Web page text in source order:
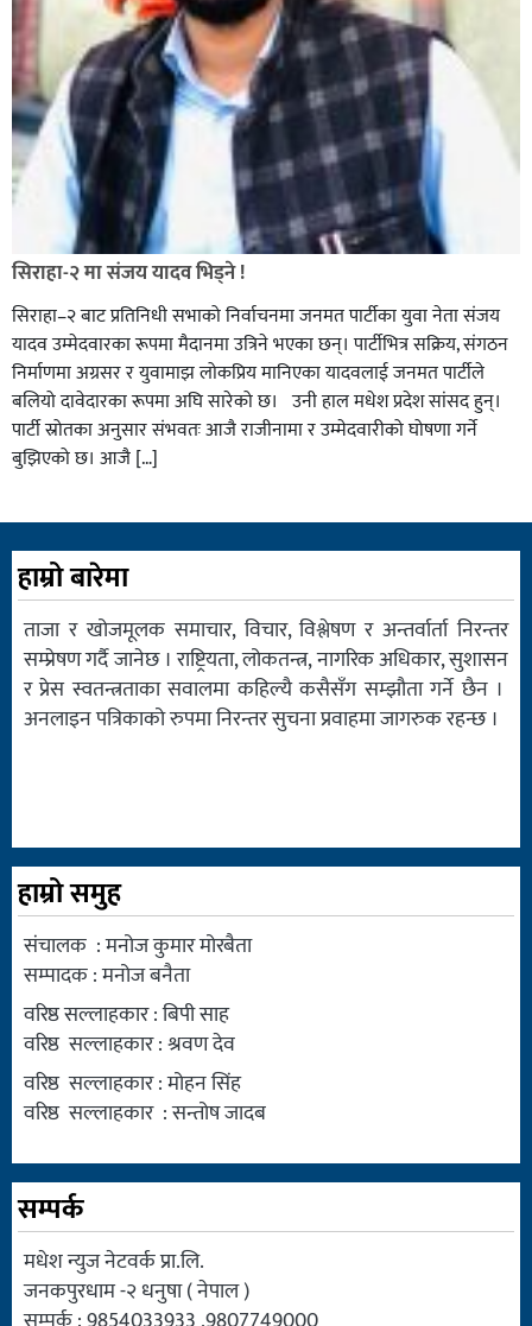
सिराहा-२ मा संजय यादव भिड्ने !
सिराहा–२ बाट प्रतिनिधी सभाको निर्वाचनमा जनमत पार्टीका युवा नेता संजय
यादव उम्मेदवारका रूपमा मैदानमा उत्रिने भएका छन्। पार्टीभित्र सक्रिय, संगठन
निर्माणमा अग्रसर र युवामाझ लोकप्रिय मानिएका यादवलाई जनमत पार्टीले
बलियो दावेदारका रूपमा अघि सारेको छ। उनी हाल मधेश प्रदेश सांसद हुन्।
पार्टी स्रोतका अनुसार संभवतः आजै राजीनामा र उम्मेदवारीको घोषणा गर्ने
बुझिएको छ। आजै […]
हाम्रो बारेमा
ताजा र खोजमूलक समाचार, विचार, विश्लेषण र अन्तर्वार्ता निरन्तर
सम्प्रेषण गर्दै जानेछ । राष्ट्रियता, लोकतन्त्र, नागरिक अधिकार, सुशासन
र प्रेस स्वतन्त्रताका सवालमा कहिल्यै कसैसँग सम्झौता गर्ने छैन ।
अनलाइन पत्रिकाको रुपमा निरन्तर सुचना प्रवाहमा जागरुक रहन्छ ।
हाम्रो समुह
संचालक : मनोज कुमार मोरबैता
सम्पादक : मनोज बनैता
वरिष्ठ सल्लाहकार : बिपी साह
वरिष्ठ सल्लाहकार : श्रवण देव
वरिष्ठ सल्लाहकार : मोहन सिंह
वरिष्ठ सल्लाहकार : सन्तोष जादब
सम्पर्क
मधेश न्युज नेटवर्क प्रा.लि.
जनकपुरधाम -२ धनुषा ( नेपाल )